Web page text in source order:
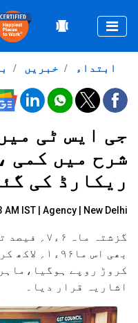
خبریں ابتداء
جی ایس ٹی
ریکارڈ کی
IST | Agency | New Delhi
گزشتہ
کروڑ روپے
اشاریہ قرار دیا۔